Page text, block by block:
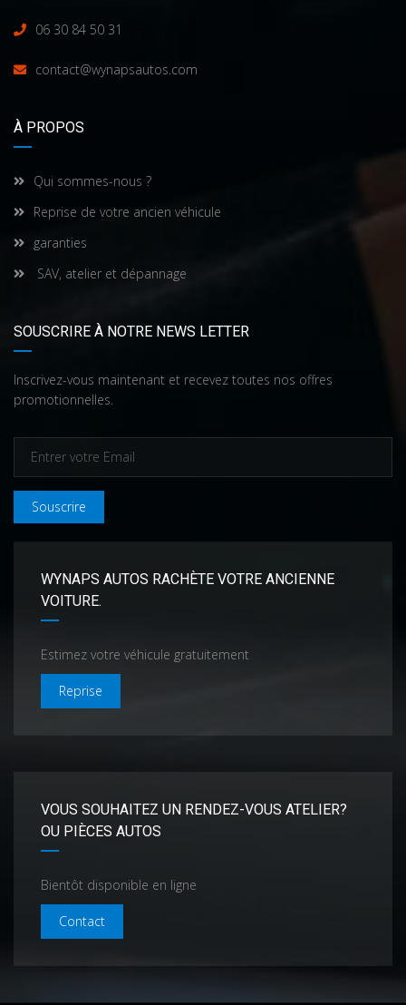
06 30 84 50 31
contact@wynapsautos.com
À PROPOS
Qui sommes-nous ?
Reprise de votre ancien véhicule
garanties
SAV, atelier et dépannage
SOUSCRIRE À NOTRE NEWS LETTER
Inscrivez-vous maintenant et recevez toutes nos offres
promotionnelles.
Souscrire
WYNAPS AUTOS RACHÈTE VOTRE ANCIENNE
VOITURE.
Estimez votre véhicule gratuitement
Reprise
VOUS SOUHAITEZ UN RENDEZ-VOUS ATELIER?
OU PIÈCES AUTOS
Bientôt disponible en ligne
Contact